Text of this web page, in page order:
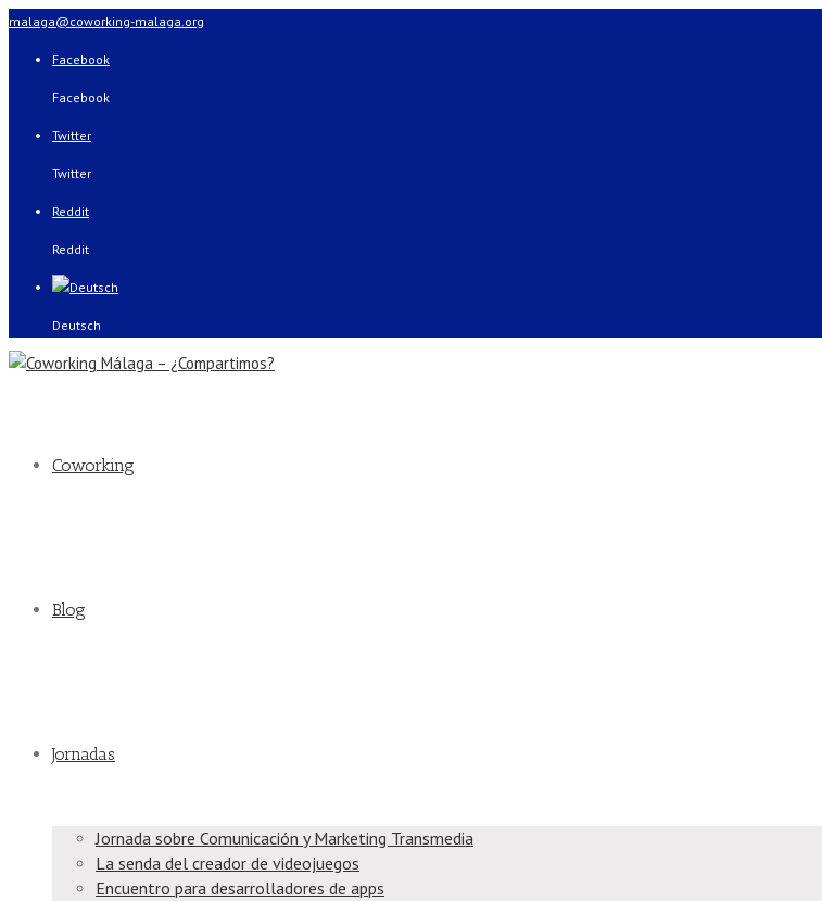
malaga@coworking-malaga.org
Facebook
Facebook
Twitter
Twitter
Reddit
Reddit
Deutsch
Coworking
Blog
Jornadas
Jornada sobre Comunicación y Marketing Transmedia
La senda del creador de videojuegos
Encuentro para desarrolladores de apps